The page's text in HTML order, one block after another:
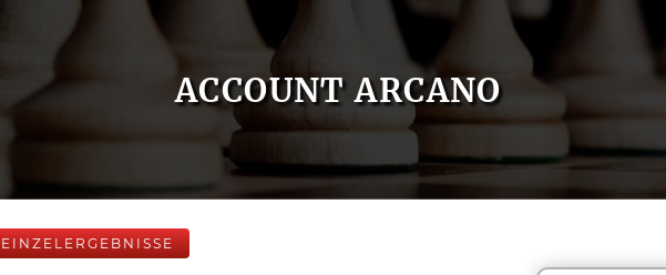
ACCOUNT ARCANO
EINZELERGEBNISSE